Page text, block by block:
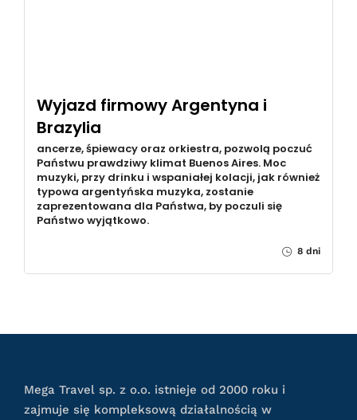
Wyjazd firmowy Argentyna i
Brazylia
ancerze, śpiewacy oraz orkiestra, pozwolą poczuć
Państwu prawdziwy klimat Buenos Aires. Moc
muzyki, przy drinku i wspaniałej kolacji, jak również
typowa argentyńska muzyka, zostanie
zaprezentowana dla Państwa, by poczuli się
Państwo wyjątkowo.
8 dni
Mega Travel sp. z o.o. istnieje od 2000 roku i
zajmuje się kompleksową działalnością w